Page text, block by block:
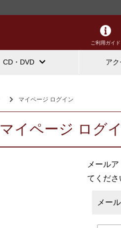
ご利用ガイド
CD・DVD ア
マイページ ログイン
マイページ ログ
メール
てくださ
メー